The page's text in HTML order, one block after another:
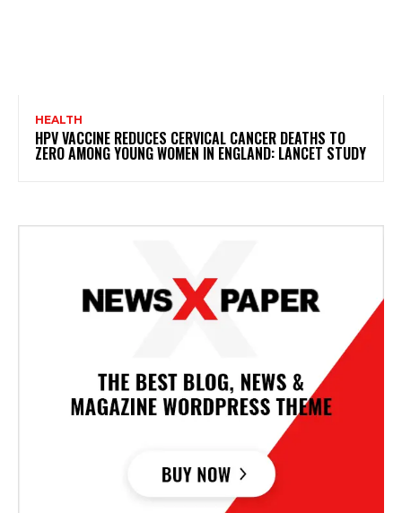
HEALTH
HPV VACCINE REDUCES CERVICAL CANCER DEATHS TO
ZERO AMONG YOUNG WOMEN IN ENGLAND: LANCET STUDY